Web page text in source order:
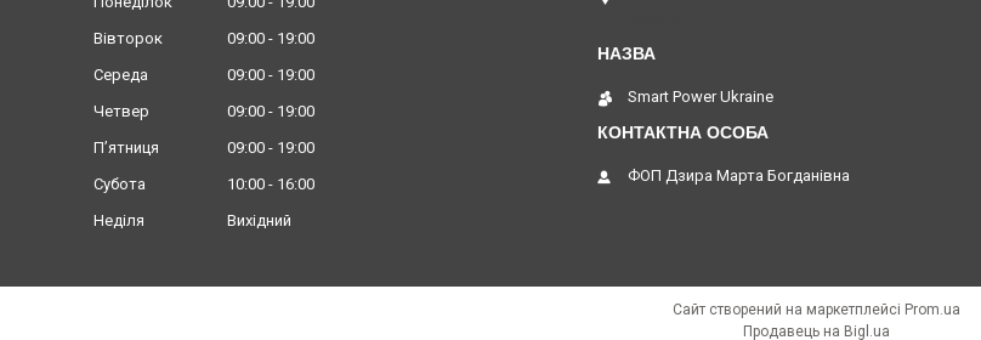
Вівторок
09:00
19:00
Середа
09:00
19:00
Четвер
09:00
19:00
Пʼятниця
09:00
19:00
Субота
10:00
16:00
Неділя
Вихідний
Smart Power Ukraine
ФОП Дзира Марта Богданівна
Сайт створений на маркетплейсі Prom.ua
Продавець на Bigl.ua